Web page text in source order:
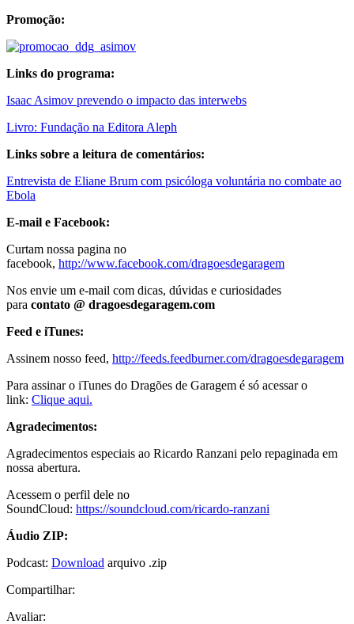
Promoção:
Links do programa:
Isaac Asimov prevendo o impacto das interwebs
Livro: Fundação na Editora Aleph
Links sobre a leitura de comentários:
Entrevista de Eliane Brum com psicóloga voluntária no combate ao
Ebola
E-mail e Facebook:
Curtam nossa pagina no
facebook, http://www.facebook.com/dragoesdegaragem
Nos envie um e-mail com dicas, dúvidas e curiosidades
para contato @ dragoesdegaragem.com
Feed e iTunes:
Assinem nosso feed, http://feeds.feedburner.com/dragoesdegaragem
Para assinar o iTunes do Dragões de Garagem é só acessar o
link: Clique aqui.
Agradecimentos:
Agradecimentos especiais ao Ricardo Ranzani pelo repaginada em
nossa abertura.
Acessem o perfil dele no
SoundCloud: https://soundcloud.com/ricardo-ranzani
Áudio ZIP:
Podcast: Download arquivo .zip
Compartilhar:
Avaliar: